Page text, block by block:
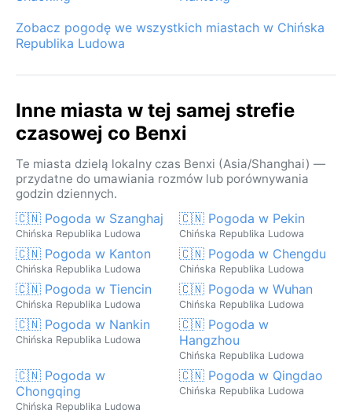
Zobacz pogodę we wszystkich miastach w Chińska
Republika Ludowa
Inne miasta w tej samej strefie
czasowej co Benxi
Te miasta dzielą lokalny czas Benxi (Asia/Shanghai) —
przydatne do umawiania rozmów lub porównywania
godzin dziennych.
🇨🇳 Pogoda w Szanghaj
Chińska Republika Ludowa
🇨🇳 Pogoda w Pekin
Chińska Republika Ludowa
🇨🇳 Pogoda w Kanton
Chińska Republika Ludowa
🇨🇳 Pogoda w Chengdu
Chińska Republika Ludowa
🇨🇳 Pogoda w Tiencin
Chińska Republika Ludowa
🇨🇳 Pogoda w Wuhan
Chińska Republika Ludowa
🇨🇳 Pogoda w Nankin
Chińska Republika Ludowa
🇨🇳 Pogoda w
Hangzhou
Chińska Republika Ludowa
🇨🇳 Pogoda w
Chongqing
Chińska Republika Ludowa
🇨🇳 Pogoda w Qingdao
Chińska Republika Ludowa